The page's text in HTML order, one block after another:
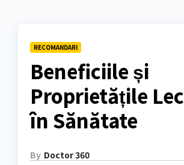
RECOMANDARI
Beneficiile și
Proprietățile
în Sănătate
By Doctor 360